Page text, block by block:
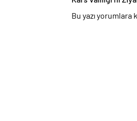
Bu yazı yorumlara